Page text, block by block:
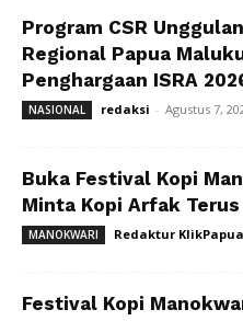
Program CSR
Regional Papua
Penghargaan ISRA
NASIONAL redaksi - Agustus 7,
Buka Festival Kopi
Minta Kopi Arfak
MANOKWARI Redaktur KlikPapua
Festival Kopi